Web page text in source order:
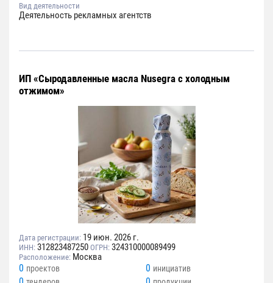
Вид деятельности
Деятельность рекламных агентств
ИП «Cыродавленные масла Nusegra с холодным
отжимом»
Дата регистрации: 19 июн. 2026 г.
ИНН: 312823487250 ОГРН: 324310000089499
Расположение: Москва
0 проектов 0 инициатив